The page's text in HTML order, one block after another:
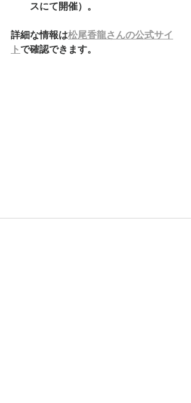
スにて開催）。
詳細な情報は松尾香龍さんの公式サイ
トで確認できます。